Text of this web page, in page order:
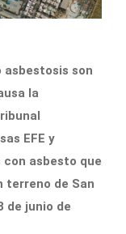
asbestosis son
la
EFE y
asbesto que
terreno de San
de junio de